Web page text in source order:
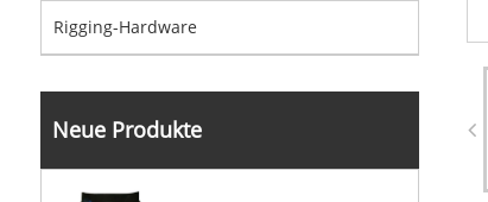
Rigging-Hardware
Neue Produkte